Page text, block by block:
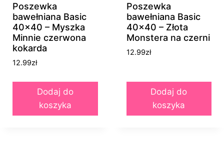
Poszewka
bawełniana Basic
40×40 – Myszka
Minnie czerwona
kokarda
12.99zł
Dodaj do
koszyka
Poszewka
bawełniana Basic
40×40 – Złota
Monstera na czerni
12.99zł
Dodaj do
koszyka